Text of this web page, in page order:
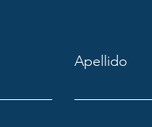
Apellido